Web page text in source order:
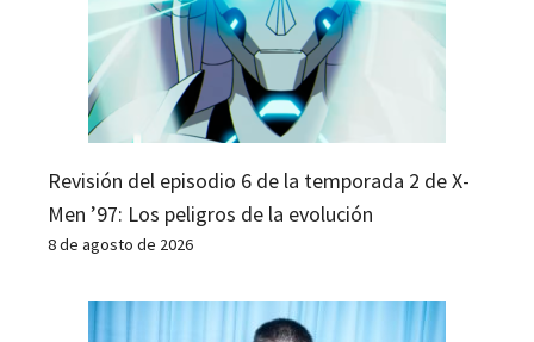
Revisión del episodio 6 de la temporada 2 de X-
Men ’97: Los peligros de la evolución
8 de agosto de 2026